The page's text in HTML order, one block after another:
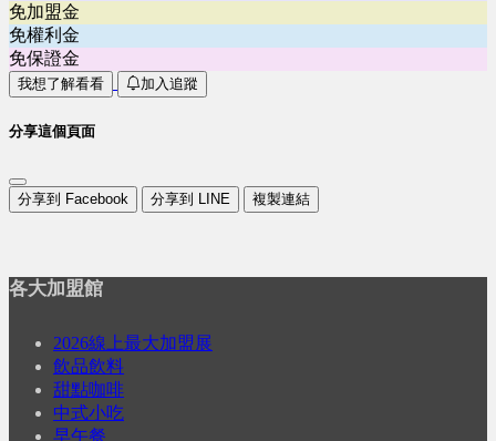
免加盟金
免權利金
免保證金
我想了解看看 加入追蹤
分享這個頁面
分享到 Facebook 分享到 LINE 複製連結
各大加盟館
2026線上最大加盟展
飲品飲料
甜點咖啡
中式小吃
早午餐